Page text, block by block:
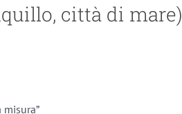
città di mare)